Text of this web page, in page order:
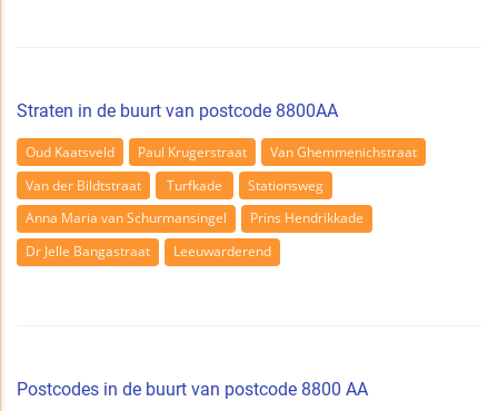
Straten in de buurt van postcode 8800AA
Oud Kaatsveld Paul Krugerstraat
Van Ghemmenichstraat
Van der Bildtstraat
Turfkade
Stationsweg
Anna Maria van Schurmansingel
Prins Hendrikkade
Dr Jelle Bangastraat
Leeuwarderend
Postcodes in de buurt van postcode 8800 AA